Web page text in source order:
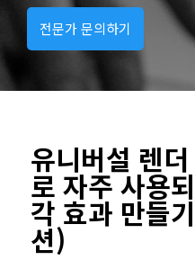
전문가 문의하기
유니버설 렌
로 자주 사용
각 효과 만들
션)